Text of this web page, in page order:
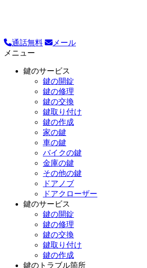
通話無料
メール
メニュー
鍵のサービス
鍵の開錠
鍵の修理
鍵の交換
鍵取り付け
鍵の作成
家の鍵
車の鍵
バイクの鍵
金庫の鍵
その他の鍵
ドアノブ
ドアクローザー
鍵のサービス
鍵の開錠
鍵の修理
鍵の交換
鍵取り付け
鍵の作成
鍵のトラブル箇所